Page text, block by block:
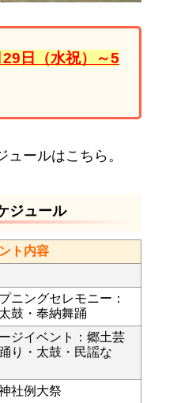
日（水祝）～5
ールはこちら。
ジュール
ト内容
ニングセレモニー：
鼓・奉納舞踊
ジイベント：郷土芸
り・太鼓・民謡な
神社例大祭